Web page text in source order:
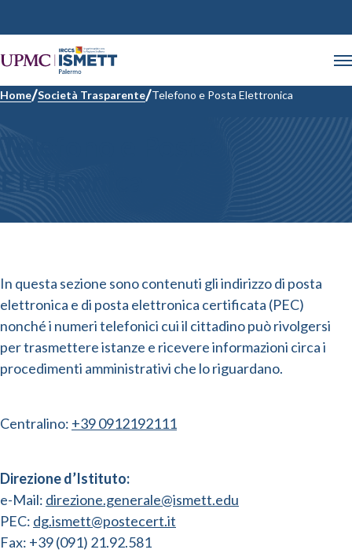
Home Società Trasparente Telefono e Posta Elettronica
In questa sezione sono contenuti gli indirizzo di posta
elettronica e di posta elettronica certificata (PEC)
nonché i numeri telefonici cui il cittadino può rivolgersi
per trasmettere istanze e ricevere informazioni circa i
procedimenti amministrativi che lo riguardano.
Centralino: +39 0912192111
Direzione d’Istituto:
e-Mail: direzione.generale@ismett.edu
PEC: dg.ismett@postecert.it
Fax: +39 (091) 21.92.581